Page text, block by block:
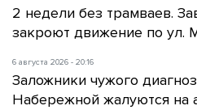
2 недели без трамваев.
закроют движение по ул.
6 августа 2026 - 20:16
Заложники чужого
Набережной жалуются на